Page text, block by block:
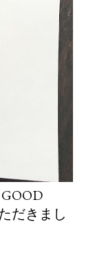
だきまし